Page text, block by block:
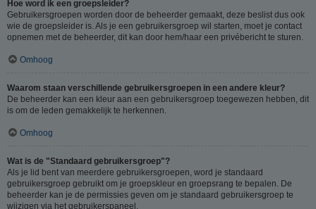
Hoe word ik een groepsleider?
Gebruikersgroepen worden door de beheerder gemaakt, deze beslist dus ook
wie de groepsleider is. Als je een gebruikersgroep wil starten, moet je contact
opnemen met de beheerder, dit kan door hem/haar een privébericht te sturen.
Omhoog
Waarom staan verschillende gebruikersgroepen in een andere kleur?
De beheerder kan een kleur aan een gebruikersgroep toegewezen hebben, dit
is om de leden gemakkelijk te herkennen.
Omhoog
Wat is de "Standaard gebruikersgroep"?
Als je lid bent van meerdere gebruikersgroepen, word je standaard
gebruikersgroep gebruikt om je groepskleur en groepsrang te bepalen. De
beheerder kan je de permissies geven om je standaard gebruikersgroep te
wijzigen via het gebruikerspaneel.